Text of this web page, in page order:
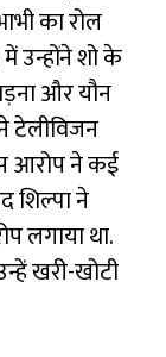
का रोल
उन्होंने शो के
और यौन
टेलीविजन
आरोप ने कई
शिल्पा ने
लगाया था.
खरी-खोटी